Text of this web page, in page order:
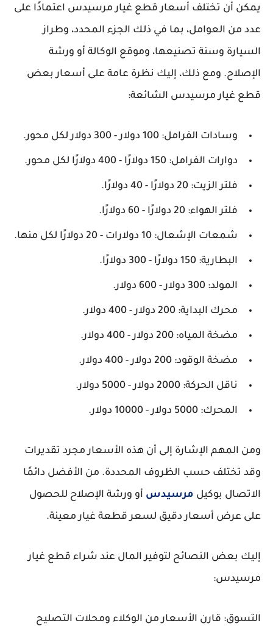
يمكن أن تختلف أسعار قطع غيار مرسيدس اعتمادًا على
عدد من العوامل، بما في ذلك الجزء المحدد، وطراز
السيارة وسنة تصنيعها، وموقع الوكالة أو ورشة
الإصلاح. ومع ذلك، إليك نظرة عامة على أسعار بعض
قطع غيار مرسيدس الشائعة:
وسادات الفرامل: 100 دولار - 300 دولار لكل محور.
دوارات الفرامل: 150 دولارًا - 400 دولارًا لكل محور.
فلتر الزيت: 20 دولارًا - 40 دولارًا.
فلتر الهواء: 20 دولارًا - 60 دولارًا.
شمعات الإشعال: 10 دولارات - 20 دولارًا لكل منها.
البطارية: 150 دولارًا - 300 دولارًا.
المولد: 300 دولار - 600 دولار.
محرك البداية: 200 دولار - 400 دولار.
مضخة المياه: 200 دولار - 400 دولار.
مضخة الوقود: 200 دولار - 400 دولار.
ناقل الحركة: 2000 دولار - 5000 دولار.
المحرك: 5000 دولار - 10000 دولار.
ومن المهم الإشارة إلى أن هذه الأسعار مجرد تقديرات
وقد تختلف حسب الظروف المحددة. من الأفضل دائمًا
الاتصال بوكيل مرسيدس أو ورشة الإصلاح للحصول
على عرض أسعار دقيق لسعر قطعة غيار معينة.
إليك بعض النصائح لتوفير المال عند شراء قطع غيار
مرسيدس:
التسوق: قارن الأسعار من الوكلاء ومحلات التصليح